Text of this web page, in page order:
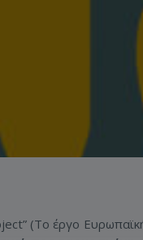
(Το έργο